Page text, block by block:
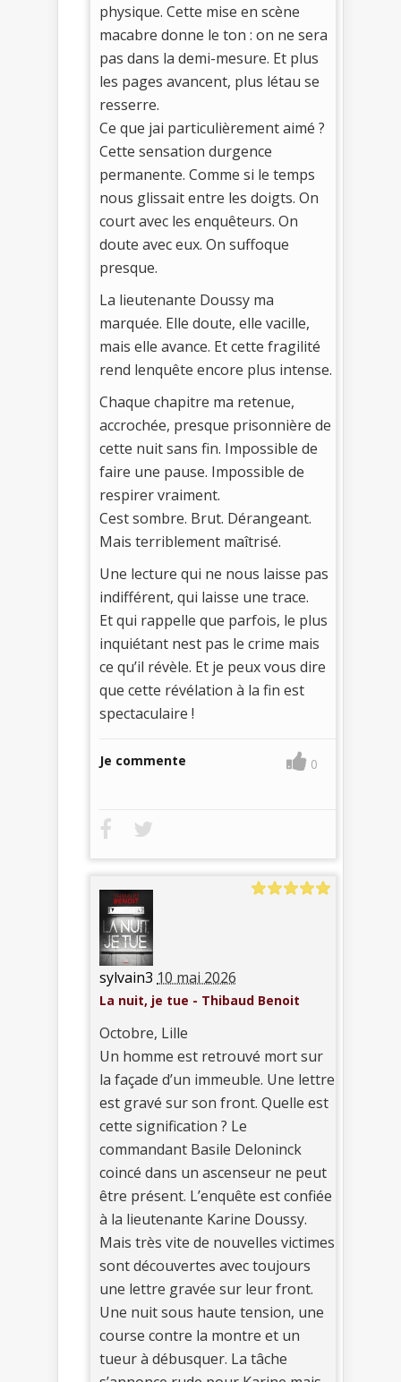
physique. Cette mise en scène
macabre donne le ton : on ne sera
pas dans la demi-mesure. Et plus
les pages avancent, plus létau se
resserre.
Ce que jai particulièrement aimé ?
Cette sensation durgence
permanente. Comme si le temps
nous glissait entre les doigts. On
court avec les enquêteurs. On
doute avec eux. On suffoque
presque.
La lieutenante Doussy ma
marquée. Elle doute, elle vacille,
mais elle avance. Et cette fragilité
rend lenquête encore plus intense.
Chaque chapitre ma retenue,
accrochée, presque prisonnière de
cette nuit sans fin. Impossible de
faire une pause. Impossible de
respirer vraiment.
Cest sombre. Brut. Dérangeant.
Mais terriblement maîtrisé.
Une lecture qui ne nous laisse pas
indifférent, qui laisse une trace.
Et qui rappelle que parfois, le plus
inquiétant nest pas le crime mais
ce qu’il révèle. Et je peux vous dire
que cette révélation à la fin est
spectaculaire !
Je commente 0
sylvain3 10 mai 2026
La nuit, je tue - Thibaud Benoit
Octobre, Lille
Un homme est retrouvé mort sur
la façade d’un immeuble. Une lettre
est gravé sur son front. Quelle est
cette signification ? Le
commandant Basile Deloninck
coincé dans un ascenseur ne peut
être présent. L’enquête est confiée
à la lieutenante Karine Doussy.
Mais très vite de nouvelles victimes
sont découvertes avec toujours
une lettre gravée sur leur front.
Une nuit sous haute tension, une
course contre la montre et un
tueur à débusquer. La tâche